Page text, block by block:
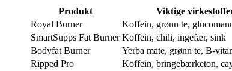
Produkt Viktige
Royal Burner
Koffein, grønn te,
SmartSupps Fat Burner Koffein, chili, ingefær, sink
Bodyfat Burner
Yerba mate, grønn te, B-
Ripped Pro
Koffein, bringebærketon,